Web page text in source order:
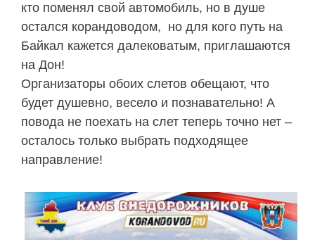
кто поменял свой автомобиль, но в душе
остался корандоводом, но для кого путь на
Байкал кажется далековатым, приглашаются
на Дон!
Организаторы обоих слетов обещают, что
будет душевно, весело и познавательно! А
повода не поехать на слет теперь точно нет –
осталось только выбрать подходящее
направление!